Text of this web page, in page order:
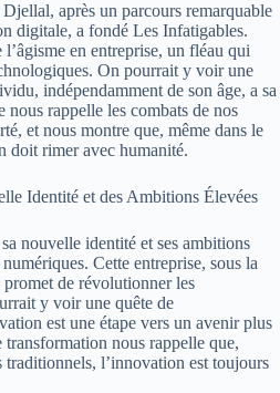
après un parcours remarquable
digitale, a fondé Les Infatigables.
en entreprise, un fléau qui
On pourrait y voir une
indépendamment de son âge, a sa
nous rappelle les combats de nos
et nous montre que, même dans le
doit rimer avec humanité.
Identité et des Ambitions Élevées
nouvelle identité et ses ambitions
Cette entreprise, sous la
de révolutionner les
y voir une quête de
est une étape vers un avenir plus
nous rappelle que,
traditionnels, l’innovation est toujours